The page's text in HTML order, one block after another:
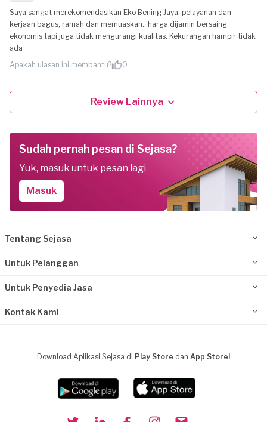
Saya sangat merekomendasikan Eko Bening Jaya, pelayanan dan
kerjaan bagus, ramah dan memuaskan...harga dijamin bersaing
ekonomis tapi juga tidak mengurangi kualitas. Kekurangan hampir tidak
ada
Apakah ulasan ini membantu?
0
Review Lainnya
Sudah pernah pesan di Sejasa?
Yuk, masuk untuk pesan lagi
Masuk
Tentang Sejasa
Untuk Pelanggan
Untuk Penyedia Jasa
Kontak Kami
Download Aplikasi Sejasa di Play Store dan App Store!